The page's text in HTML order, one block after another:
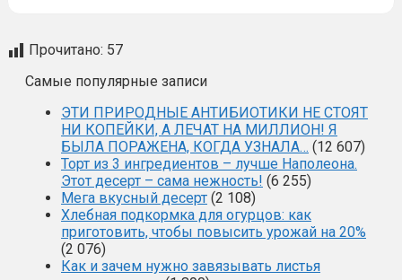
Прочитано: 57
Самые популярные записи
ЭТИ ПРИРОДНЫЕ АНТИБИОТИКИ НЕ СТОЯТ
НИ КОПЕЙКИ, А ЛЕЧАТ НА МИЛЛИОН! Я
БЫЛА ПОРАЖЕНА, КОГДА УЗНАЛА… (12 607)
Торт из 3 ингредиентов – лучше Наполеона.
Этот десерт – сама нежность! (6 255)
Мега вкусный десерт (2 108)
Хлебная подкормка для огурцов: как
приготовить, чтобы повысить урожай на 20%
(2 076)
Как и зачем нужно завязывать листья